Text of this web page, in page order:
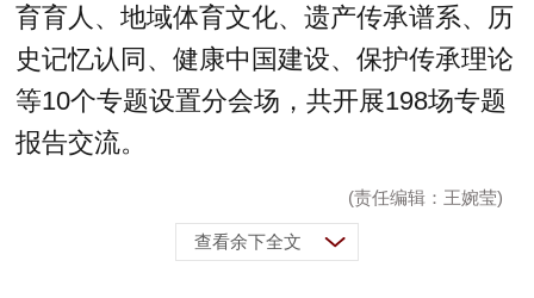
育育人、地域体育文化、遗产传承谱系、历
史记忆认同、健康中国建设、保护传承理论
等10个专题设置分会场，共开展198场专题
报告交流。
(责任编辑：王婉莹)
查看余下全文